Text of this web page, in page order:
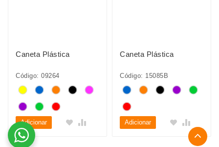
Caneta Plástica
Código: 09264
Adicionar
Caneta Plástica
Código: 15085B
Adicionar